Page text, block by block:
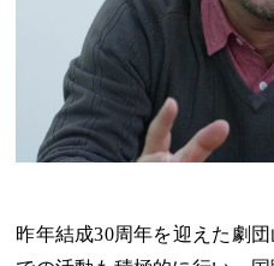
昨年結成30周年を迎えた劇